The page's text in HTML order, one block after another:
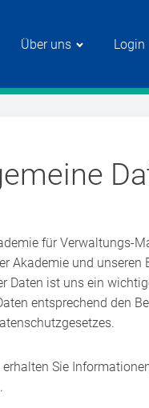
Über uns Login
für Verwaltungs-
Akademie und
Daten ist uns ein
entsprechend den
Sie